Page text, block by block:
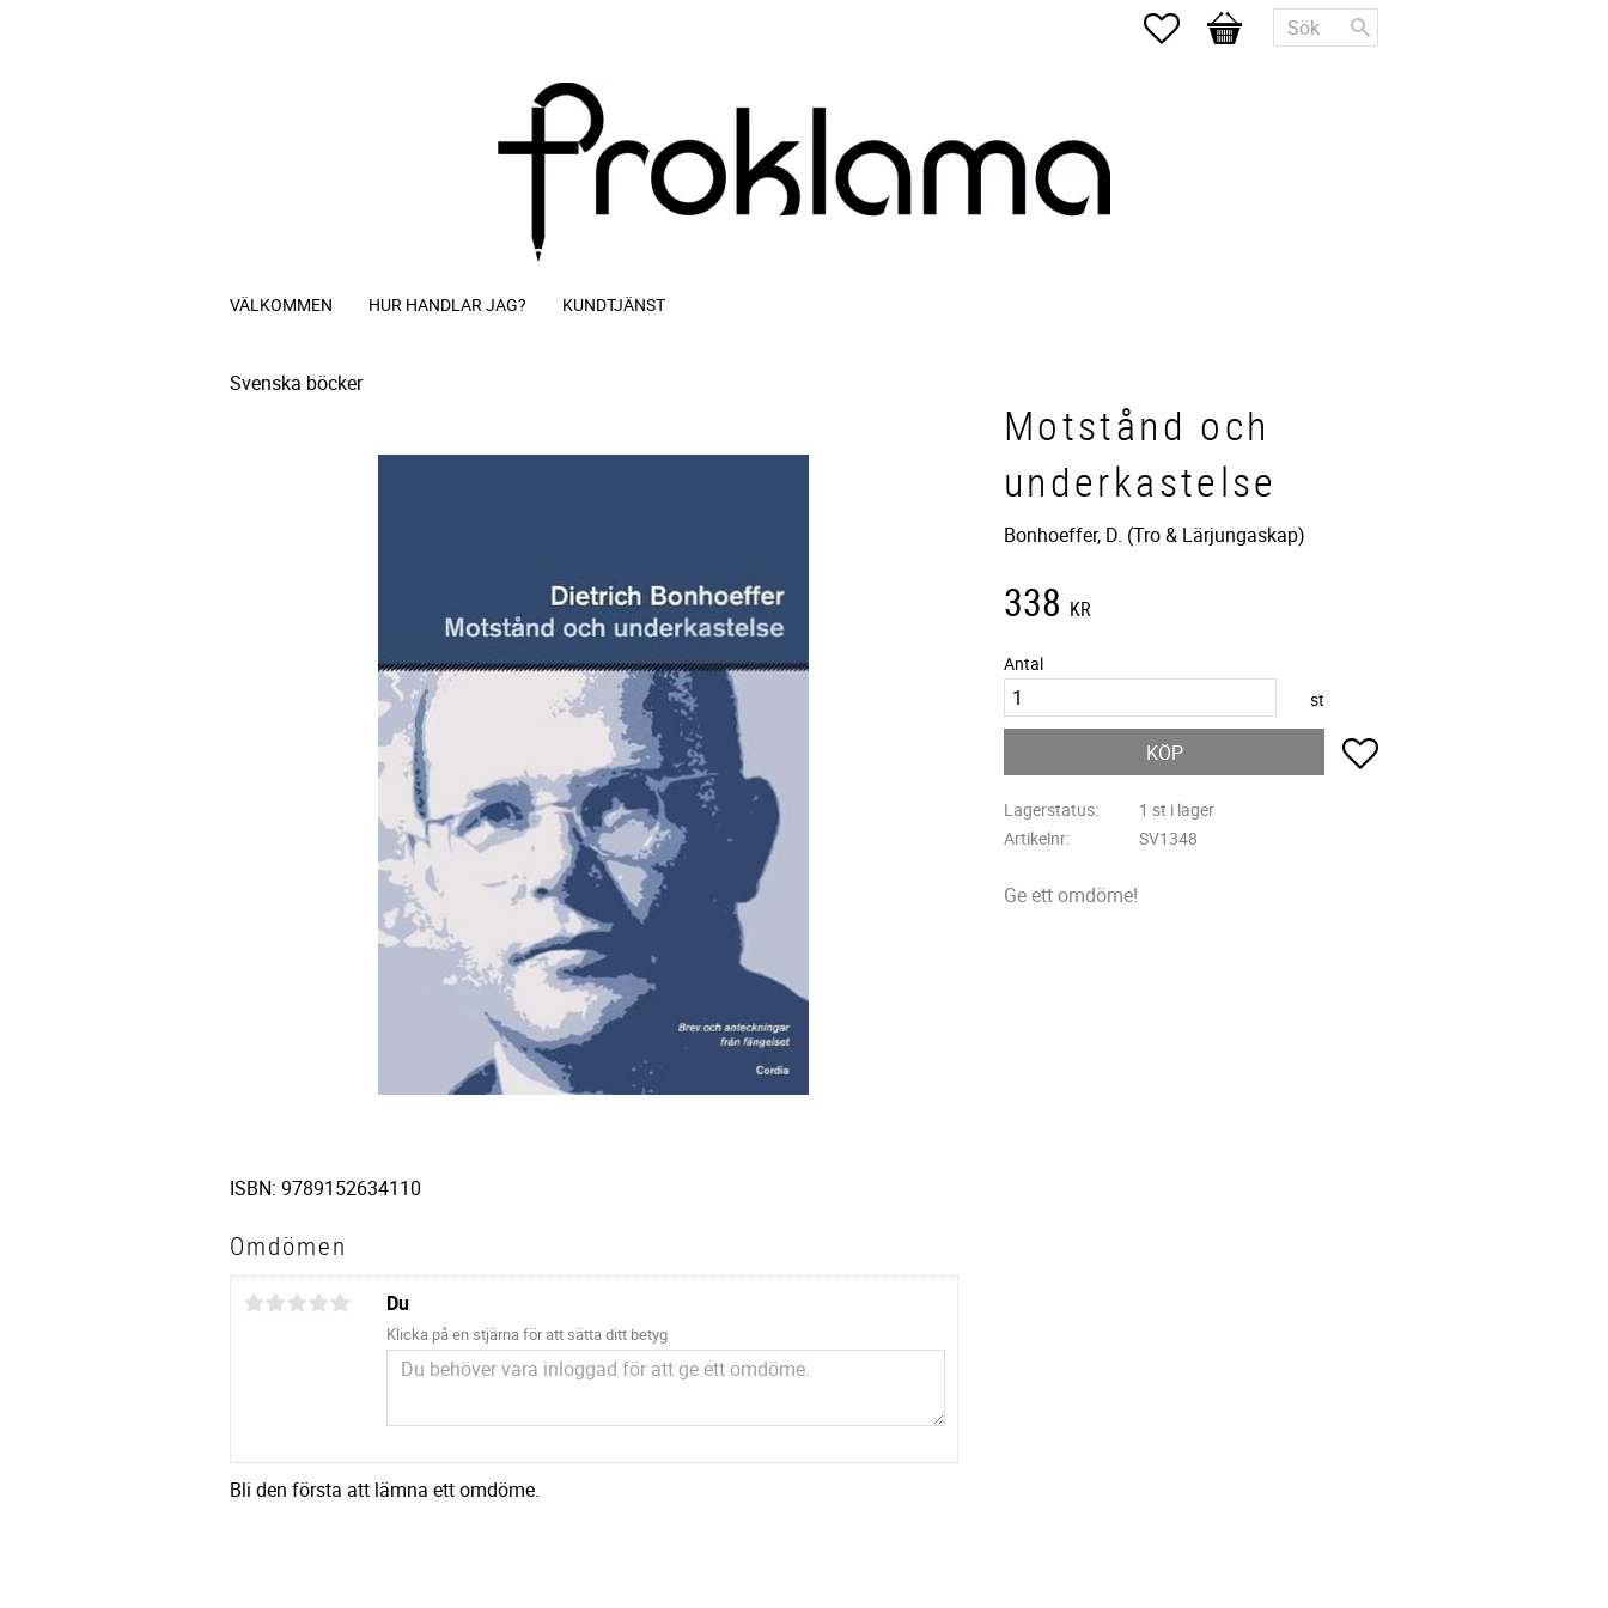
Favoriter
Kundvagn
VÄLKOMMEN HUR HANDLAR JAG? KUNDTJÄNST
Svenska böcker
Motstånd och
underkastelse
Bonhoeffer, D. (Tro & Lärjungaskap)
338 KR
Antal
st
KÖP Lägg till i favoriter
Lagerstatus
1 st i lager
Artikelnr
SV1348
Ge ett omdöme!
ISBN: 9789152634110
Omdömen
Du
Klicka på en stjärna för att sätta ditt betyg
Bli den första att lämna ett omdöme.